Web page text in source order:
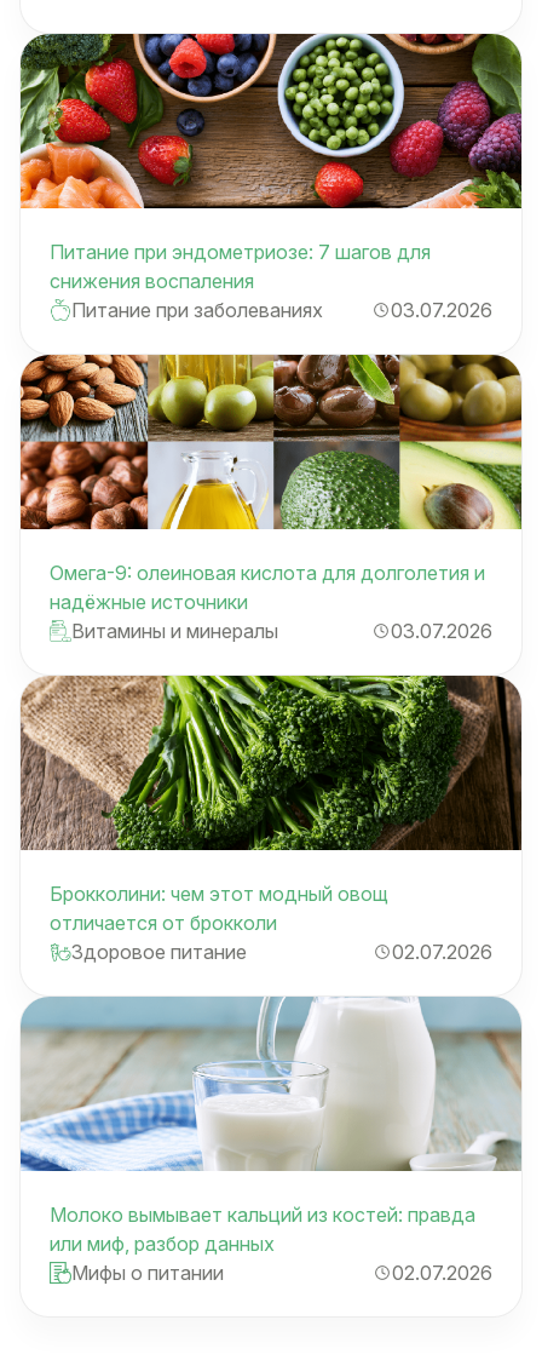
Питание при эндометриозе: 7 шагов для
снижения воспаления
Питание при заболеваниях
03.07.2026
Омега-9: олеиновая кислота для долголетия и
надёжные источники
Витамины и минералы
03.07.2026
Брокколини: чем этот модный овощ
отличается от брокколи
Здоровое питание
02.07.2026
Молоко вымывает кальций из костей: правда
или миф, разбор данных
Мифы о питании
02.07.2026